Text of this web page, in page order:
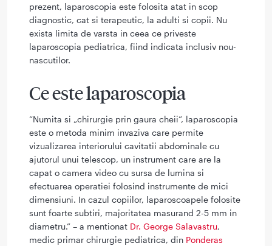
prezent, laparoscopia este folosita atat in scop
diagnostic, cat si terapeutic, la adulti si copii. Nu
exista limita de varsta in ceea ce priveste
laparoscopia pediatrica, fiind indicata inclusiv nou-
nascutilor.
Ce este laparoscopia
“Numita si „chirurgie prin gaura cheii”, laparoscopia
este o metoda minim invaziva care permite
vizualizarea interiorului cavitatii abdominale cu
ajutorul unui telescop, un instrument care are la
capat o camera video cu sursa de lumina si
efectuarea operatiei folosind instrumente de mici
dimensiuni. In cazul copiilor, laparoscoapele folosite
sunt foarte subtiri, majoritatea masurand 2-5 mm in
diametru.” – a mentionat Dr. George Salavastru,
medic primar chirurgie pediatrica, din Ponderas